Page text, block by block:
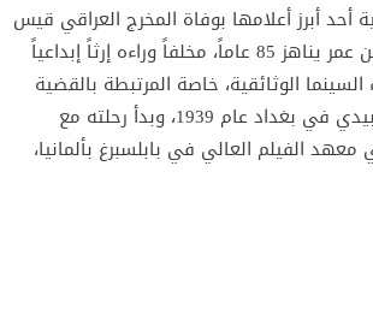
أحد أبرز أعلامها بوفاة المخرج العراقي قيس
الزبيدي، الذي رحل عن عمر يناهز 85 عاماً، مخلفاً وراءه إرثاً إبداعياً
الوثائقية، خاصة المرتبطة بالقضية
الفلسطينية. ولد الزبيدي في بغداد عام 1939، وبدأ رحلته مع
الفيلم العالي في بابلسبرغ بألمانيا،